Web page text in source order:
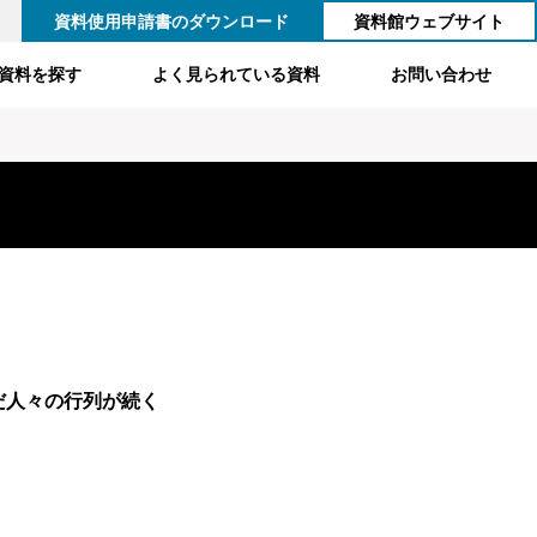
資料使用申請書のダウンロード 資料館ウェブサイト
料を探す よく見られている資料 お問い合わせ
々の行列が続く